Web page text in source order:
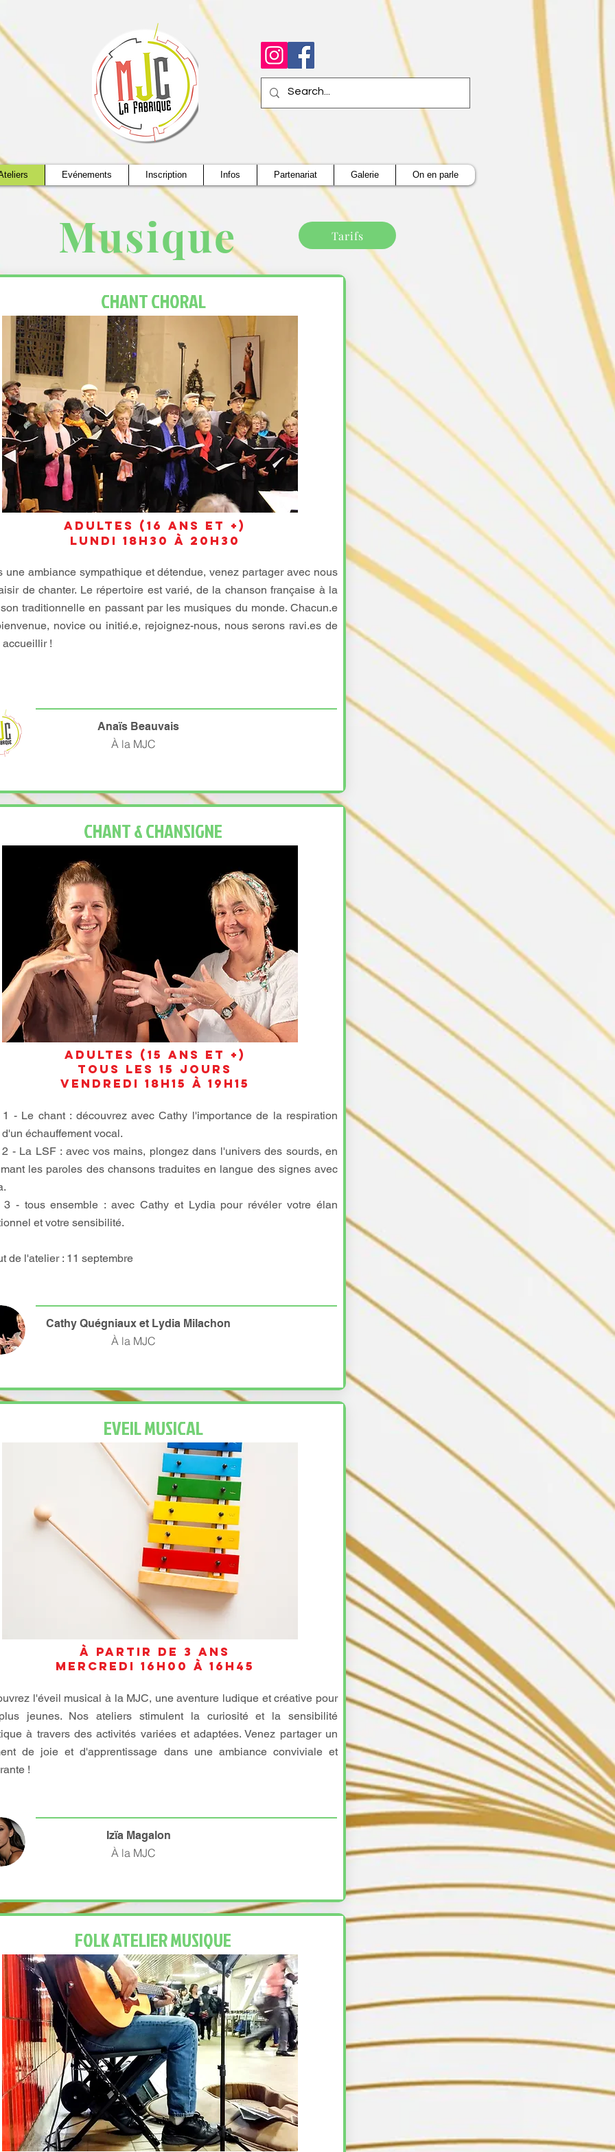
Evénements Inscription Infos Partenariat Galerie On en parle
Musique ​ Tarifs
CHANT CHORAL
Adultes (16 ans et +)
lundi 18h30 à 20h30
une ambiance sympathique et détendue, venez partager avec nous
de chanter. Le répertoire est varié, de la chanson française à la
traditionnelle en passant par les musiques du monde. Chacun.e
novice ou initié.e, rejoignez-nous, nous serons ravi.es de
accueillir !
Anaïs Beauvais
À la MJC
CHANT & CHANSIGNE
ADULTES (15 ans et +)
TOUS LES 15 JOURS
VENDREDI 18h15 à 19H15
1 - Le chant : découvrez avec Cathy l'importance de la respiration
échauffement vocal.
- La LSF : avec vos mains, plongez dans l'univers des sourds, en
les paroles des chansons traduites en langue des signes avec
3 - tous ensemble : avec Cathy et Lydia pour révéler votre élan
et votre sensibilité.
de l'atelier : 11 septembre
Cathy Quégniaux et Lydia Milachon
À la MJC
EVEIL MUSICAL
à partir de 3 ans
mercredi 16h00 à 16h45
l'éveil musical à la MJC, une aventure ludique et créative pour
jeunes. Nos ateliers stimulent la curiosité et la sensibilité
à travers des activités variées et adaptées. Venez partager un
de joie et d'apprentissage dans une ambiance conviviale et
!
Izïa Magalon
À la MJC
FOLK ATELIER MUSIQUE